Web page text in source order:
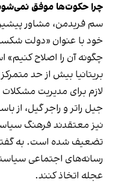
چرا حکوت‌ها موفق
سم فریدمن، مشاور
خود با عنوان «دولت
چگونه آن را اصلاح کنیم»
بریتانیا بیش از حد
لازم برای مدیریت مشکلات
جیل راتر و راجر گیل، از
نیز معتقدند فرهنگ
رسانه‌های اجتماعی
عجله اتخاذ کنند.